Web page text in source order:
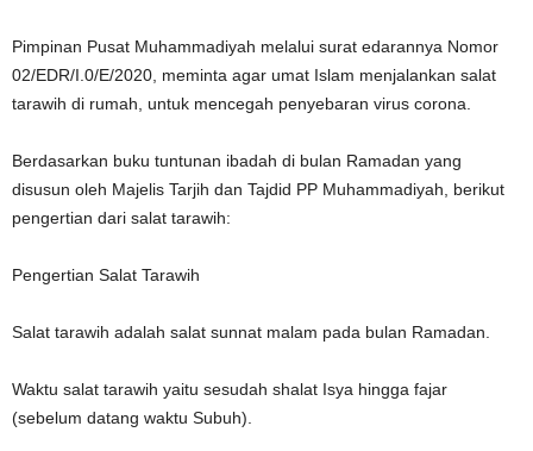
Pimpinan Pusat Muhammadiyah melalui surat edarannya Nomor
02/EDR/I.0/E/2020, meminta agar umat Islam menjalankan salat
tarawih di rumah, untuk mencegah penyebaran virus corona.
Berdasarkan buku tuntunan ibadah di bulan Ramadan yang
disusun oleh Majelis Tarjih dan Tajdid PP Muhammadiyah, berikut
pengertian dari salat tarawih:
Pengertian Salat Tarawih
Salat tarawih adalah salat sunnat malam pada bulan Ramadan.
Waktu salat tarawih yaitu sesudah shalat Isya hingga fajar
(sebelum datang waktu Subuh).